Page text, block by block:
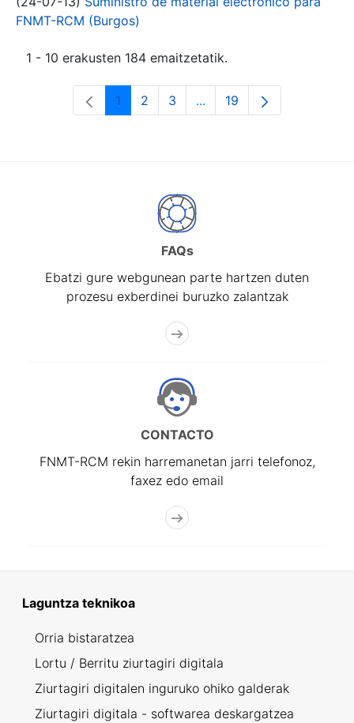
FNMT-RCM (Burgos)
1 - 10 erakusten 184 emaitzetatik.
Orrialdea
1 Orrialdea
2 Orrialdea
3 ...Intermediate Pages Use
Orrialdea
19
FAQs
Ebatzi gure webgunean parte hartzen duten
prozesu exberdinei buruzko zalantzak
CONTACTO
FNMT-RCM rekin harremanetan jarri telefonoz,
faxez edo email
Laguntza teknikoa
Orria bistaratzea
Lortu / Berritu ziurtagiri digitala
Ziurtagiri digitalen inguruko ohiko galderak
Ziurtagiri digitala - softwarea deskargatzea